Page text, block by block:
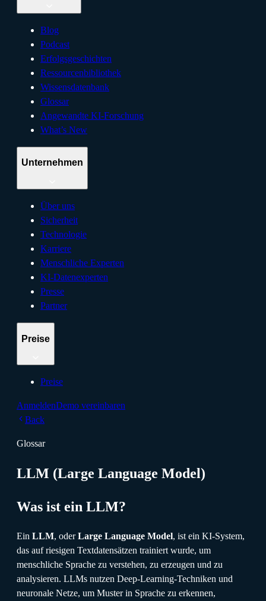
Blog
Podcast
Erfolgsgeschichten
Ressourcenbibliothek
Wissensdatenbank
Glossar
Angewandte KI-Forschung
What’s New
Unternehmen
Über uns
Sicherheit
Technologie
Karriere
Menschliche Experten
KI-Datenexperten
Presse
Partner
Preise
Preise
AnmeldenDemo vereinbaren
Back
Glossar
LLM (Large Language Model)
Was ist ein LLM?
Ein LLM, oderLarge Language Model, ist ein KI-System,
das auf riesigen Textdatensätzen trainiert wurde, um
menschliche Sprache zu verstehen, zu erzeugen und zu
analysieren. LLMs nutzen Deep-Learning-Techniken und
neuronale Netze, um Muster in Sprache zu erkennen,